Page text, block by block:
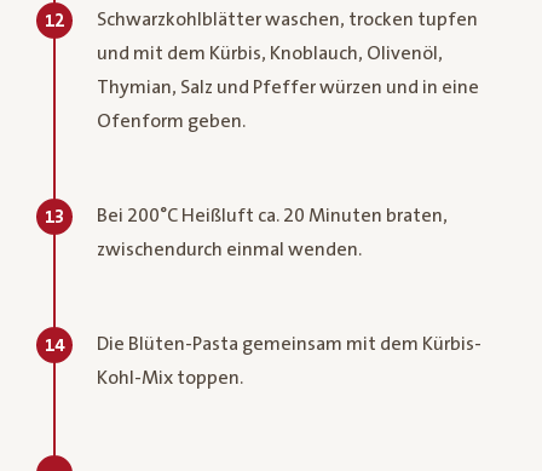
12
Schwarzkohlblätter waschen, trocken tupfen
und mit dem Kürbis, Knoblauch, Olivenöl,
Thymian, Salz und Pfeffer würzen und in eine
Ofenform geben.
13
Bei 200°C Heißluft ca. 20 Minuten braten,
zwischendurch einmal wenden.
14
Die Blüten-Pasta gemeinsam mit dem Kürbis-
Kohl-Mix toppen.